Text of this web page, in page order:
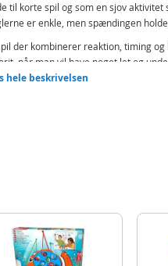
til korte spil og som en sjov
er enkle, men spændingen
der kombinerer reaktion, timing
når man vil have noget let og
hele beskrivelsen